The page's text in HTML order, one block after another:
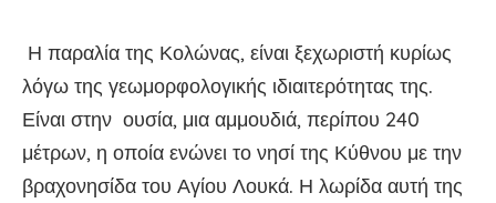
Η παραλία της Κολώνας, είναι ξεχωριστή κυρίως
λόγω της γεωμορφολογικής ιδιαιτερότητας της.
Είναι στην ουσία, μια αμμουδιά, περίπου 240
μέτρων, η οποία ενώνει το νησί της Κύθνου με την
βραχονησίδα του Αγίου Λουκά. Η λωρίδα αυτή της